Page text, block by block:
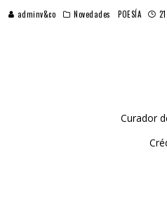
adminv&co Novedades POESÍA
Curador